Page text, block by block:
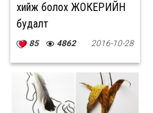
хийж болох ЖОКЕРИЙН
будалт
85 4862 2016-10-28